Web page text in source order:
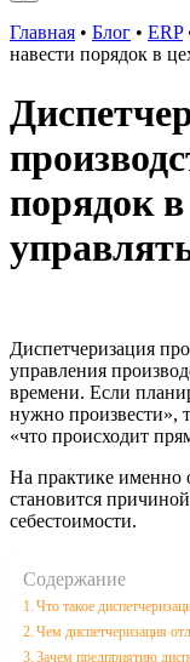
Главная • Блог • ERP
навести порядок в
порядок в
Диспетчеризация
управления
времени. Если
нужно произвести»,
«что происходит
На практике именно
становится
себестоимости.
Содержание
Что такое
Чем диспетчеризация
Зачем предприятию